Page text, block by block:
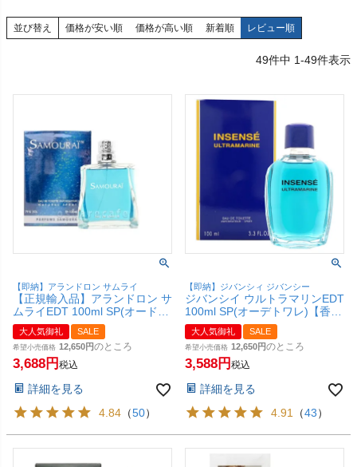
並び替え 価格が安い順 価格が高い順 新着順 レビュー順
49件中 1-49件表示
【即納】アランドロン サムライ
【正規輸入品】アランドロン サ
ムライEDT 100ml SP(オードト
ワレ)【香水】【SBT】
大人気御礼 SALE
希望小売価格 12,650 のところ
3,688 税込
詳細を見る
4.84 （50）
【即納】ジバンシィ ジバンシー
ジバンシイ ウルトラマリンEDT
100ml SP(オーデトワレ)【香
水】【SBT】
大人気御礼 SALE
希望小売価格 12,650 のところ
3,588 税込
詳細を見る
4.91 （43）